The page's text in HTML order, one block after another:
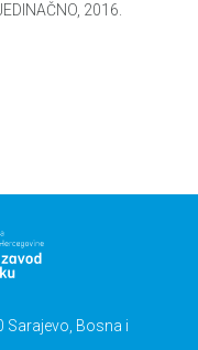
2016.
Sarajevo, Bosna i